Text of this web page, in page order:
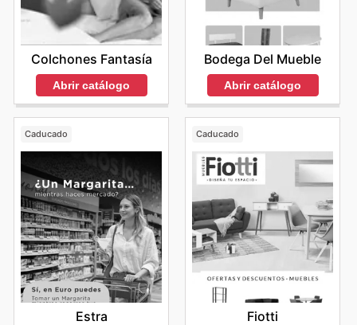
Colchones Fantasía
Abrir catálogo
Bodega Del Mueble
Abrir catálogo
Caducado
Estra
Caducado
Fiotti